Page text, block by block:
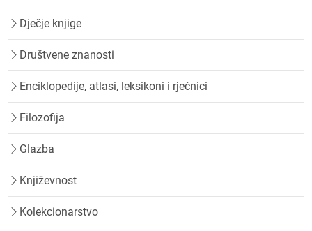
Dječje knjige
Društvene znanosti
Enciklopedije, atlasi, leksikoni i rječnici
Filozofija
Glazba
Književnost
Kolekcionarstvo